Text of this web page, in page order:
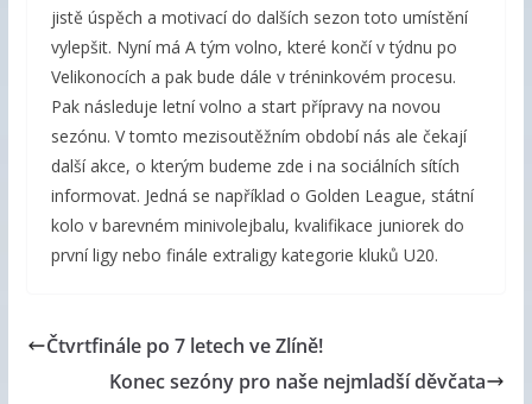
jistě úspěch a motivací do dalších sezon toto umístění
vylepšit. Nyní má A tým volno, které končí v týdnu po
Velikonocích a pak bude dále v tréninkovém procesu.
Pak následuje letní volno a start přípravy na novou
sezónu. V tomto mezisoutěžním období nás ale čekají
další akce, o kterým budeme zde i na sociálních sítích
informovat. Jedná se například o Golden League, státní
kolo v barevném minivolejbalu, kvalifikace juniorek do
první ligy nebo finále extraligy kategorie kluků U20.
Čtvrtfinále po 7 letech ve Zlíně!
Konec sezóny pro naše nejmladší děvčata